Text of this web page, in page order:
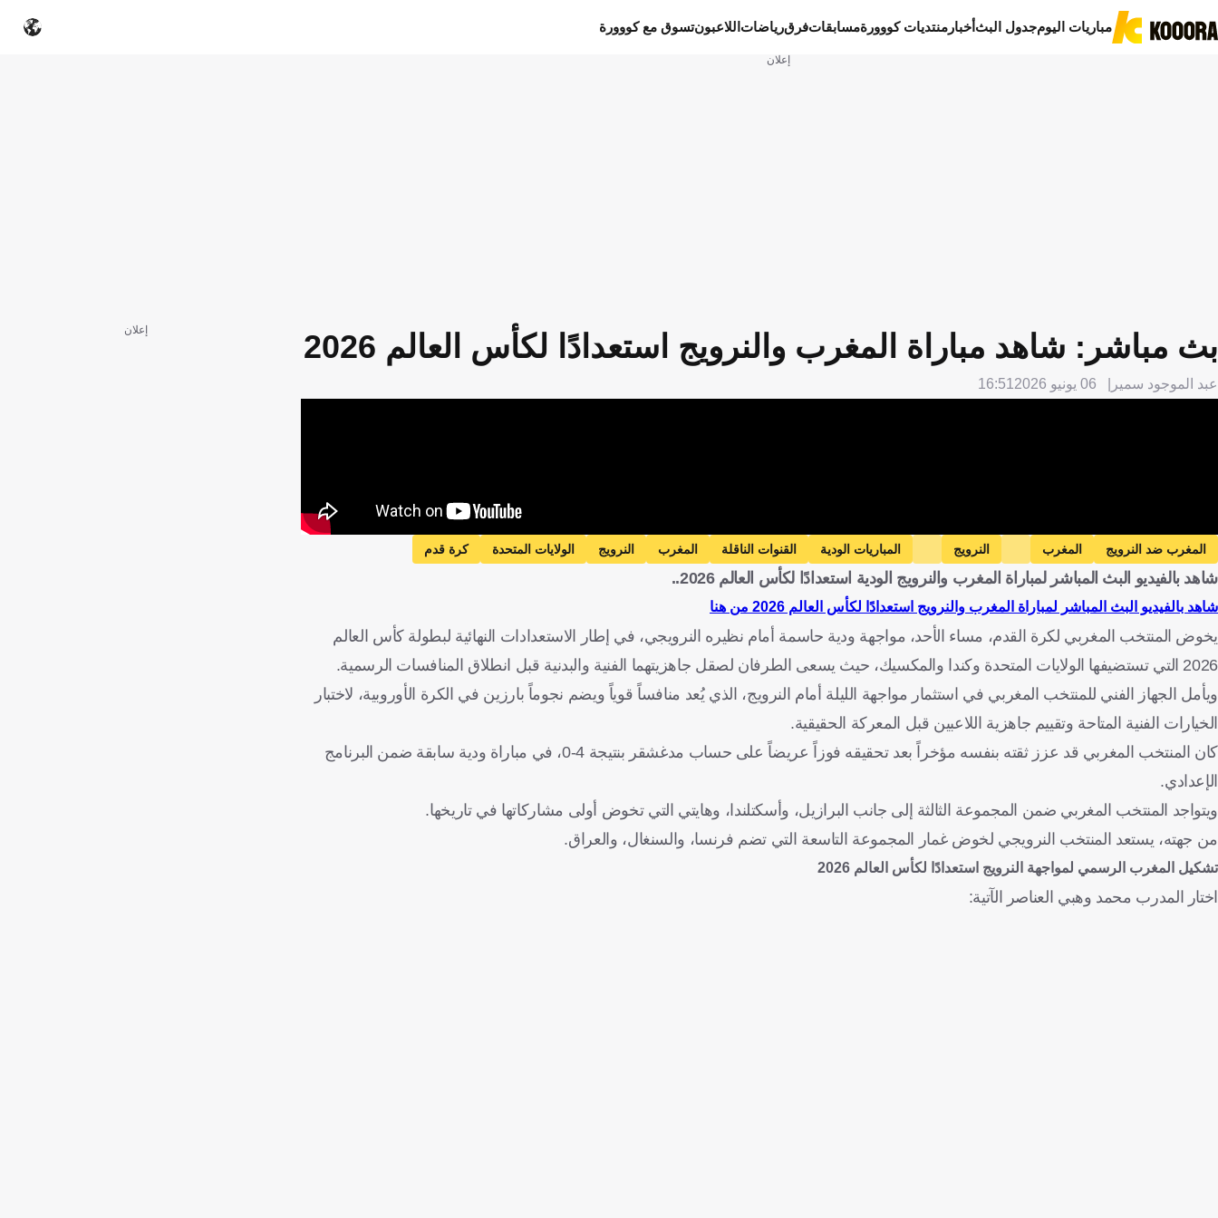
مباريات اليومجدول البثأخبار منتديات كووورةمسابقاتفرقرياضات اللاعبونتسوق مع كووورة
إعلان
بث مباشر: شاهد مباراة المغرب والنرويج استعدادًا لكأس العالم 2026
عبد الموجود سمير 06 يونيو 2026 16:51
المغرب ضد النرويج المغرب النرويج المباريات الودية القنوات الناقلة المغرب النرويج الولايات المتحدة كرة قدم
شاهد بالفيديو البث المباشر لمباراة المغرب والنرويج الودية استعدادًا لكأس العالم 2026..
شاهد بالفيديو البث المباشر لمباراة المغرب والنرويج استعدادًا لكأس العالم 2026 من هنا
يخوض المنتخب المغربي لكرة القدم، مساء الأحد، مواجهة ودية حاسمة أمام نظيره النرويجي، في إطار الاستعدادات النهائية لبطولة كأس العالم
2026 التي تستضيفها الولايات المتحدة وكندا والمكسيك، حيث يسعى الطرفان لصقل جاهزيتهما الفنية والبدنية قبل انطلاق المنافسات الرسمية.
ويأمل الجهاز الفني للمنتخب المغربي في استثمار مواجهة الليلة أمام النرويج، الذي يُعد منافساً قوياً ويضم نجوماً بارزين في الكرة الأوروبية، لاختبار
الخيارات الفنية المتاحة وتقييم جاهزية اللاعبين قبل المعركة الحقيقية.
كان المنتخب المغربي قد عزز ثقته بنفسه مؤخراً بعد تحقيقه فوزاً عريضاً على حساب مدغشقر بنتيجة 4-0، في مباراة ودية سابقة ضمن البرنامج
الإعدادي.
ويتواجد المنتخب المغربي ضمن المجموعة الثالثة إلى جانب البرازيل، وأسكتلندا، وهايتي التي تخوض أولى مشاركاتها في تاريخها.
من جهته، يستعد المنتخب النرويجي لخوض غمار المجموعة التاسعة التي تضم فرنسا، والسنغال، والعراق.
تشكيل المغرب الرسمي لمواجهة النرويج استعدادًا لكأس العالم 2026
اختار المدرب محمد وهبي العناصر الآتية:
إعلان